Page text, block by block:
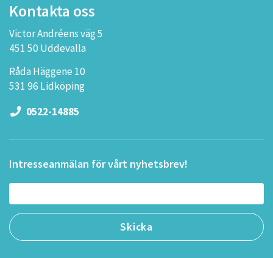
Kontakta oss
Victor Andréens väg 5
451 50 Uddevalla
Råda Häggene 10
531 96 Lidköping
0522-14885
Intresseanmälan för vårt nyhetsbrev!